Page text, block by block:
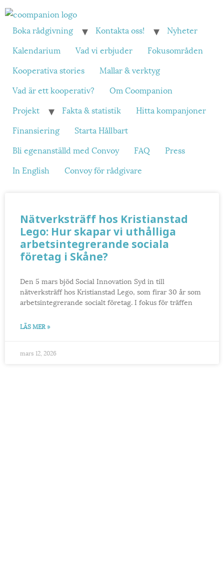
Boka rådgivning Kontakta oss!
Nyheter
Kalendarium
Vad vi erbjuder
Fokusområden
Kooperativa stories
Mallar & verktyg
Vad är ett kooperativ?
Om Coompanion
Projekt
Fakta & statistik
Hitta kompanjoner
Finansiering
Starta Hållbart
Bli egenanställd med Convoy
FAQ
Press
In English
Convoy för rådgivare
Nätverksträff hos Kristianstad
Lego: Hur skapar vi uthålliga
arbetsintegrerande sociala
företag i Skåne?
Den 5 mars bjöd Social Innovation Syd in till
nätverksträff hos Kristianstad Lego, som firar 30 år som
arbetsintegrerande socialt företag. I fokus för träffen
LÄS MER »
mars 12, 2026